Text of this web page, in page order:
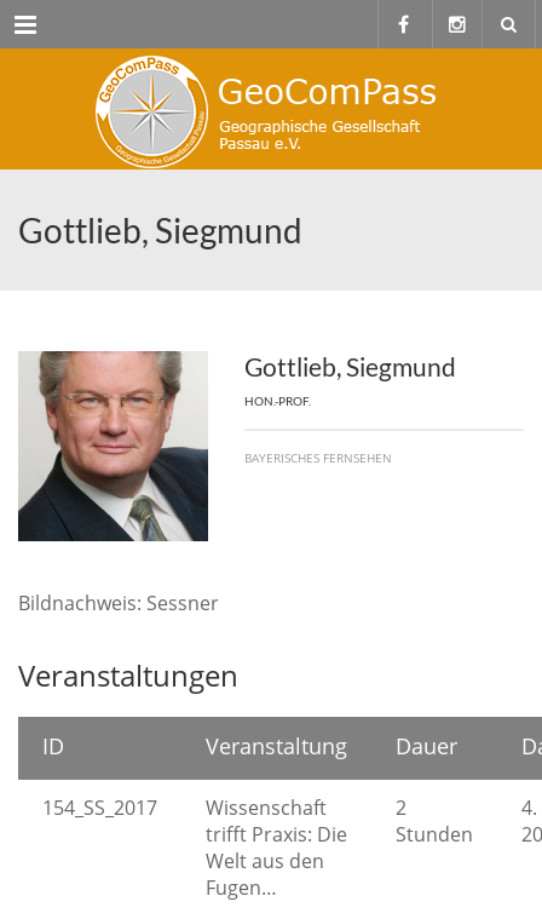
Menu
Gottlieb, Siegmund
Gottlieb, Siegmund
HON.-PROF.
BAYERISCHES FERNSEHEN
Bildnachweis: Sessner
Veranstaltungen
ID Veranstaltung Dauer
154_SS_2017
Wissenschaft
trifft Praxis: Die
Welt aus den
Fugen…
2
Stunden